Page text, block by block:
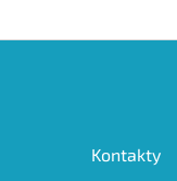
Kontakty